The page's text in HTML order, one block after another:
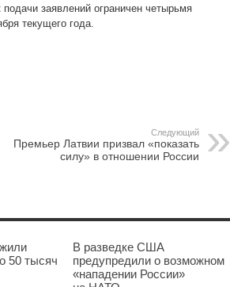
заявлений ограничен четырьмя
текущего года.
Следующий
Премьер Латвии призвал «показать
силу» в отношении России
50 тысяч
В разведке США
предупредили о возможном
«нападении России»